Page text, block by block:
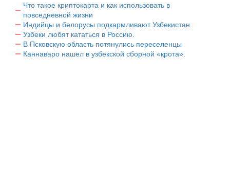
Что такое криптокарта и как использовать в
повседневной жизни
Индийцы и белорусы подкармливают Узбекистан.
Узбеки любят кататься в Россию.
В Псковскую область потянулись переселенцы
Каннаваро нашел в узбекской сборной «крота».